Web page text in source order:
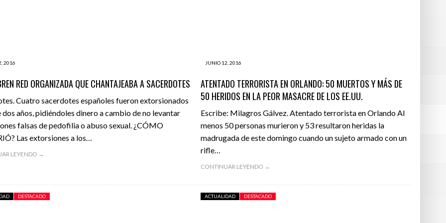
pasa con la economía?
está ocurriendo algo colosal que los países vecinos están envidiando - junio 16, 2016
2016
RED ORGANIZADA QUE CHANTAJEABA A SACERDOTES
Cuatro sacerdotes españoles fueron extorsionados
dos años, pidiéndoles dinero a cambio de no levantar
falsas de pedofilia o abuso sexual. ¿CÓMO
Las extorsiones a los…
LEYENDO →
JUNIO 12, 2016
ATENTADO TERRORISTA EN ORLANDO: 50 MUERTOS Y MÁS DE
50 HERIDOS EN LA PEOR MASACRE DE LOS EE.UU.
Escribe: Milagros Gálvez. Atentado terrorista en Orlando Al
menos 50 personas murieron y 53 resultaron heridas la
madrugada de este domingo cuando un sujeto armado con un
rifle…
CONTINUAR LEYENDO →
DESTACADO ACTUALIDAD DESTACADO